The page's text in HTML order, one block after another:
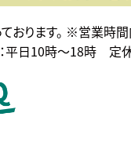
おります。 ※営業時間
平日10時～18時 定